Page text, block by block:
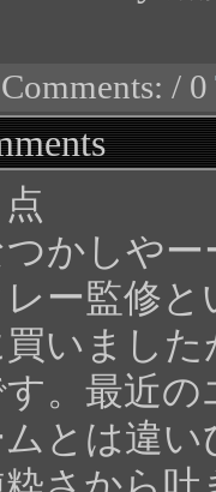
/ 0
点
つかしや
レー監修
買いまし
。最近
ムとは違